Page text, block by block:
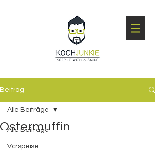
Beitrag
Alle Beiträge
Vorspeise
Alle Beiträge
Ostermuffin